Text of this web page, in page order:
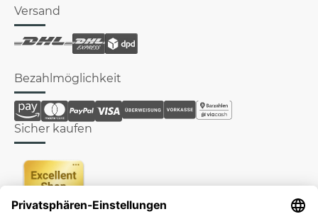
Versand
Bezahlmöglichkeit
Sicher kaufen